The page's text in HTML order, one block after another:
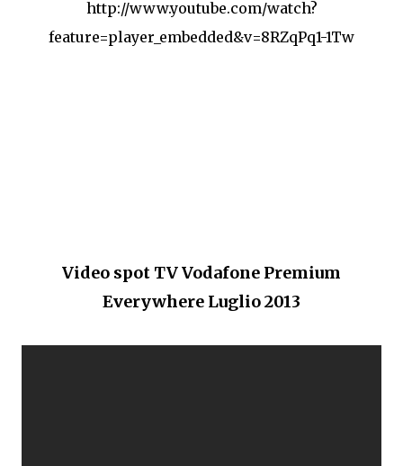
http://www.youtube.com/watch?
feature=player_embedded&v=8RZqPq1-1Tw
Video spot TV Vodafone Premium
Everywhere Luglio 2013